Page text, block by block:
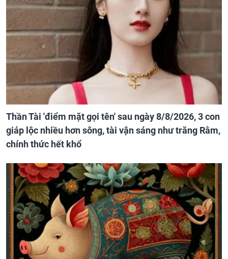
Thần Tài 'điểm mặt gọi tên' sau ngày 8/8/2026, 3 con
giáp lộc nhiều hơn sông, tài vận sáng như trăng Rằm,
chính thức hết khổ